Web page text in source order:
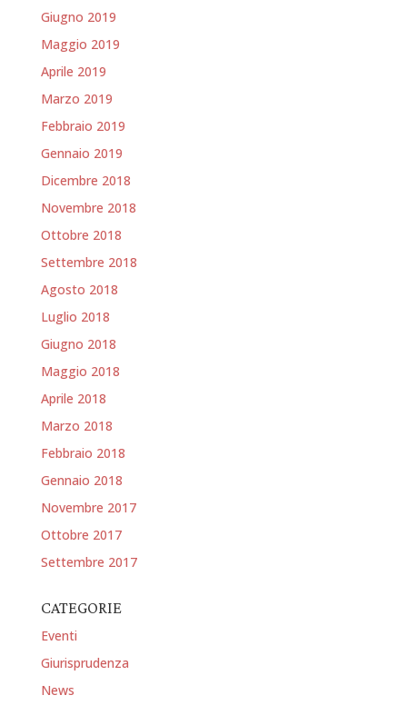
Giugno 2019
Maggio 2019
Aprile 2019
Marzo 2019
Febbraio 2019
Gennaio 2019
Dicembre 2018
Novembre 2018
Ottobre 2018
Settembre 2018
Agosto 2018
Luglio 2018
Giugno 2018
Maggio 2018
Aprile 2018
Marzo 2018
Febbraio 2018
Gennaio 2018
Novembre 2017
Ottobre 2017
Settembre 2017
CATEGORIE
Eventi
Giurisprudenza
News